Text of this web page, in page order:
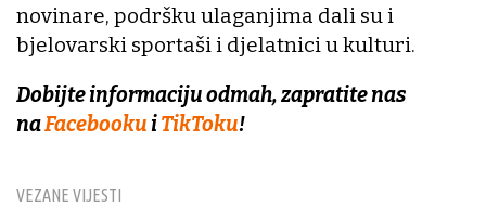
VEZANE VIJESTI
novinare, podršku ulaganjima dali su i
bjelovarski sportaši i djelatnici u kulturi.
Dobijte informaciju odmah, zapratite nas
naFacebookuiTikToku!